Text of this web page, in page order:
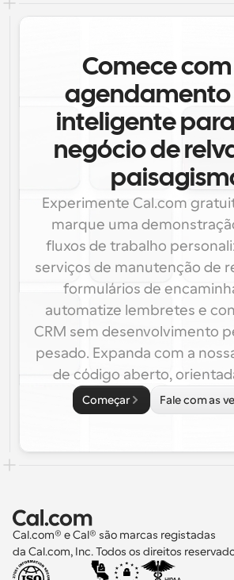
Comece
agendamento
inteligente
negócio de
Experimente Cal.com
marque uma
fluxos de trabalho
serviços de manutenção de
formulários de
automatize lembretes e
CRM sem desenvolvimento
pesado. Expanda com a
de código aberto,
Começar Fale com as
Cal.com® e Cal® são marcas registadas
da Cal.com, Inc. Todos os direitos